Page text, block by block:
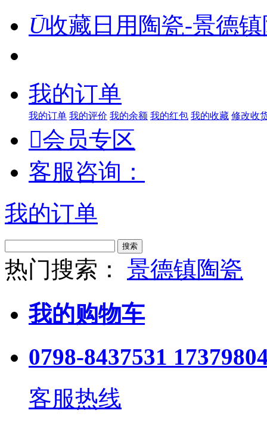
Ū收藏日用陶瓷-景德
我的订单
我的订单 我的评价 我的余额 我的红包 我的收藏 修改收
会员专区
客服咨询：
我的订单
搜索
热门搜索：
景德镇陶瓷
我的购物车
0798-8437531
客服热线